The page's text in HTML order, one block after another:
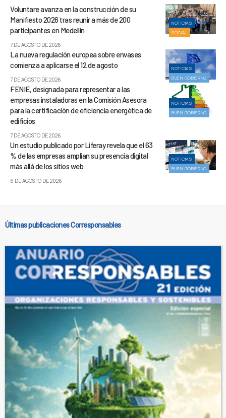
NOTICIAS
SOCIAL
Voluntare avanza en la construcción de su
Manifiesto 2026 tras reunir a más de 200
participantes en Medellín
7 DE AGOSTO DE 2026
NOTICIAS
BUEN GOBIERNO
La nueva regulación europea sobre envases
comienza a aplicarse el 12 de agosto
7 DE AGOSTO DE 2026
NOTICIAS
BUEN GOBIERNO
FENIE, designada para representar a las
empresas instaladoras en la Comisión Asesora
para la certificación de eficiencia energética de
edificios
7 DE AGOSTO DE 2026
NOTICIAS
BUEN GOBIERNO
Un estudio publicado por Liferay revela que el 63
% de las empresas amplían su presencia digital
más allá de los sitios web
6 DE AGOSTO DE 2026
Últimas publicaciones Corresponsables